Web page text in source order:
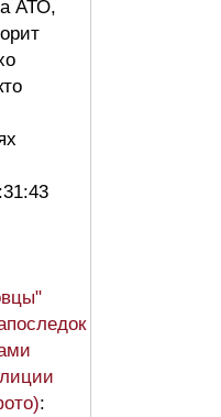
АТО,
: